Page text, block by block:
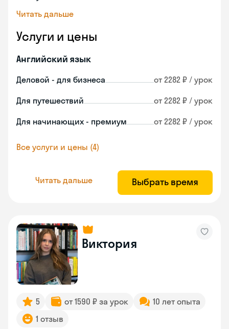
Читать дальше
Услуги и цены
Английский язык
Деловой - для бизнеса от 2282 ₽ / урок
Для путешествий от 2282 ₽ / урок
Для начинающих - премиум от 2282 ₽ / урок
Все услуги и цены (4)
Читать дальше Выбрать время
Виктория
5 от 1590 ₽ за урок
10 лет опыта
1 отзыв